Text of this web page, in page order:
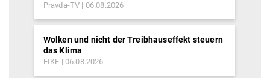
Pravda-TV 06.08.2026
Wolken und nicht der Treibhauseffekt steuern
das Klima
EIKE 06.08.2026